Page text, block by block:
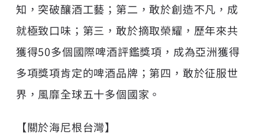
知，突破釀酒工藝；第二，敢於創造不凡，成
就極致口味；第三，敢於摘取榮耀，歷年來共
獲得50多個國際啤酒評鑑獎項，成為亞洲獲得
多項獎項肯定的啤酒品牌；第四，敢於征服世
界，風靡全球五十多個國家。
【關於海尼根台灣】